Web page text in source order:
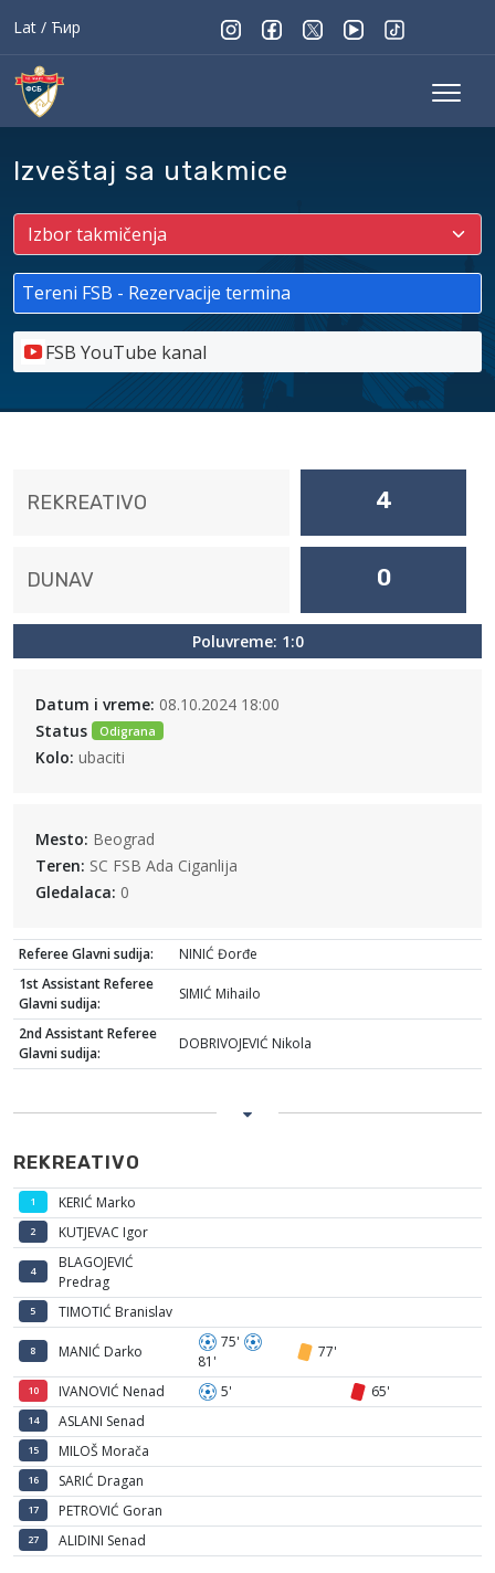
Lat / Ћир
Izveštaj sa utakmice
Tereni FSB - Rezervacije termina
FSB YouTube kanal
REKREATIVO 4
DUNAV 0
Poluvreme: 1:0
Datum i vreme: 08.10.2024 18:00
Status
Odigrana
Kolo: ubaciti
Mesto: Beograd
Teren: SC FSB Ada Ciganlija
Gledalaca: 0
Referee Glavni sudija:
NINIĆ Đorđe
1st Assistant Referee
Glavni sudija:
SIMIĆ Mihailo
2nd Assistant Referee
Glavni sudija:
DOBRIVOJEVIĆ Nikola
REKREATIVO
1 KERIĆ Marko
2 KUTJEVAC Igor
4
BLAGOJEVIĆ
Predrag
5 TIMOTIĆ Branislav
8 MANIĆ Darko
75'
81'
77'
10 IVANOVIĆ Nenad 5' 65'
14 ASLANI Senad
15 MILOŠ Morača
16 SARIĆ Dragan
17 PETROVIĆ Goran
27 ALIDINI Senad